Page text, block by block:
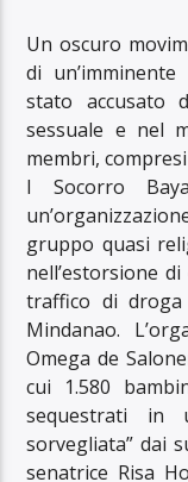
Un oscuro
di
stato accusato
sessuale e nel
membri,
I Socorro
gruppo quasi
nell’estorsione
traffico di droga
Mindanao.
Omega de
cui 1.580
sequestrati in
sorvegliata” dai
senatrice Risa